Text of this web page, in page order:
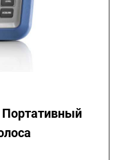
Портативный